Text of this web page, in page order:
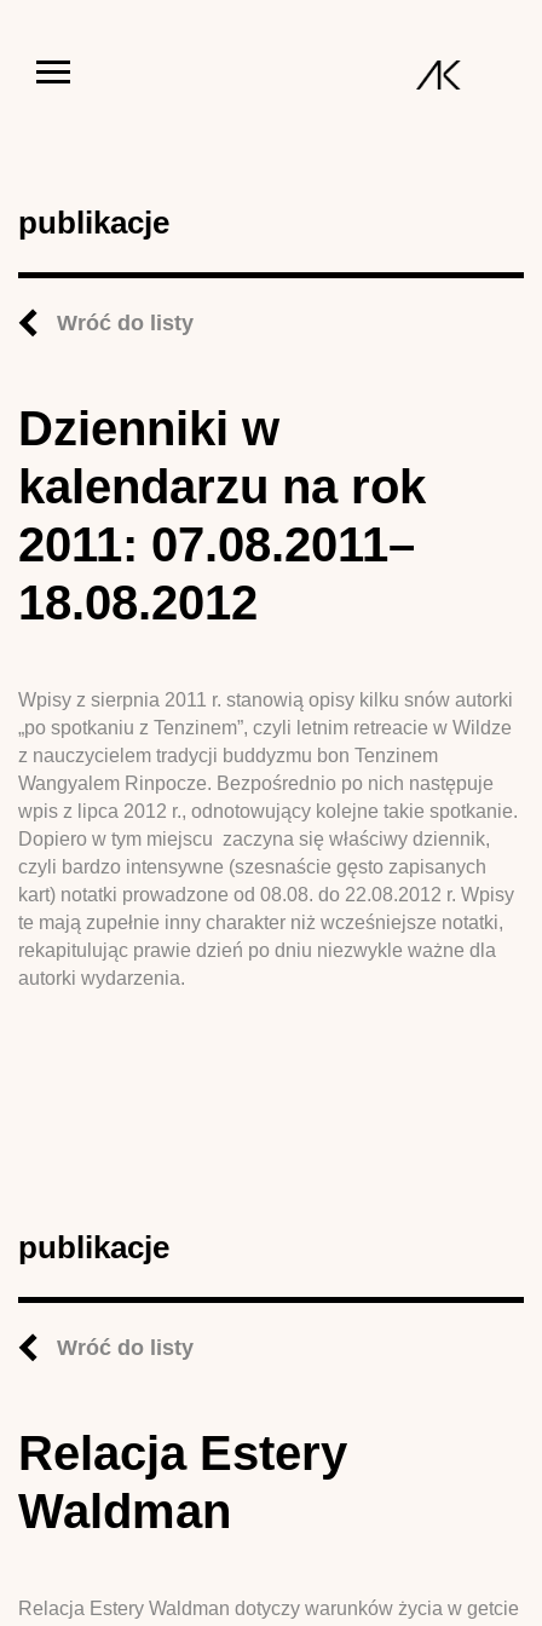
publikacje
Wróć do listy
Dzienniki w
kalendarzu na rok
2011: 07.08.2011–
18.08.2012
Wpisy z sierpnia 2011 r. stanowią opisy kilku snów autorki
„po spotkaniu z Tenzinem”, czyli letnim retreacie w Wildze
z nauczycielem tradycji buddyzmu bon Tenzinem
Wangyalem Rinpocze. Bezpośrednio po nich następuje
wpis z lipca 2012 r., odnotowujący kolejne takie spotkanie.
Dopiero w tym miejscu zaczyna się właściwy dziennik,
czyli bardzo intensywne (szesnaście gęsto zapisanych
kart) notatki prowadzone od 08.08. do 22.08.2012 r. Wpisy
te mają zupełnie inny charakter niż wcześniejsze notatki,
rekapitulując prawie dzień po dniu niezwykle ważne dla
autorki wydarzenia.
publikacje
Wróć do listy
Relacja Estery
Waldman
Relacja Estery Waldman dotyczy warunków życia w getcie